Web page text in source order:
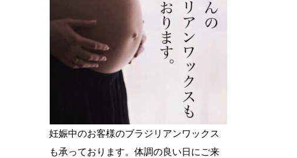
妊娠中のお客様のブラジリアンワックス
も承っております。体調の良い日にご来